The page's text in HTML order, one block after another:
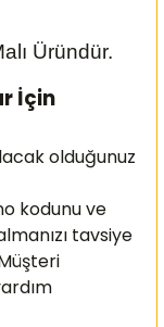
Üründür.
İçin
olduğunuz
kodunu ve
tavsiye